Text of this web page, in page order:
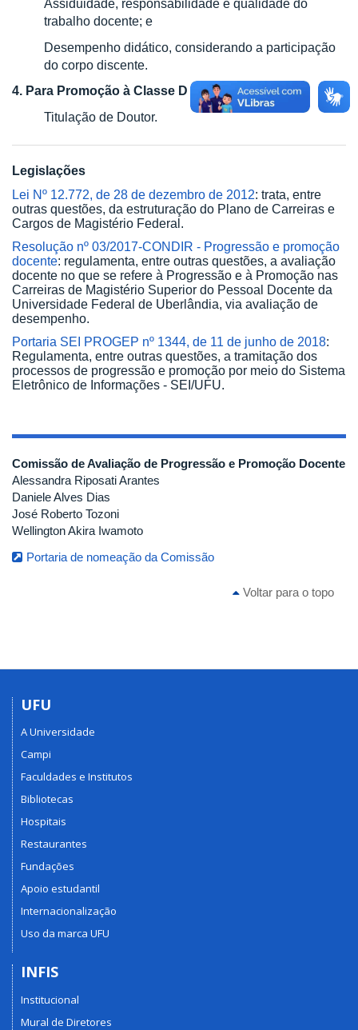
Assiduidade, responsabilidade e qualidade do
trabalho docente; e
Desempenho didático, considerando a participação
do corpo discente.
4. Para Promoção à Classe D (Titular)
Titulação de Doutor.
Legislações
Lei Nº 12.772, de 28 de dezembro de 2012: trata, entre
outras questões, da estruturação do Plano de Carreiras e
Cargos de Magistério Federal.
Resolução nº 03/2017-CONDIR - Progressão e promoção
docente: regulamenta, entre outras questões, a avaliação
docente no que se refere à Progressão e à Promoção nas
Carreiras de Magistério Superior do Pessoal Docente da
Universidade Federal de Uberlândia, via avaliação de
desempenho.
Portaria SEI PROGEP nº 1344, de 11 de junho de 2018:
Regulamenta, entre outras questões, a tramitação dos
processos de progressão e promoção por meio do Sistema
Eletrônico de Informações - SEI/UFU.
Comissão de Avaliação de Progressão e Promoção Docente
Alessandra Riposati Arantes
Daniele Alves Dias
José Roberto Tozoni
Wellington Akira Iwamoto
Portaria de nomeação da Comissão
Voltar para o topo
UFU
A Universidade
Campi
Faculdades e Institutos
Bibliotecas
Hospitais
Restaurantes
Fundações
Apoio estudantil
Internacionalização
Uso da marca UFU
INFIS
Institucional
Mural de Diretores